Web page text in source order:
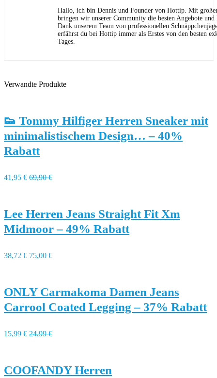
Hallo, ich bin Dennis und Founder von Hottip. Mit
bringen wir unserer Community die besten Angebote und
Dank unserem Team von professionellen
erfährst du bei Hottip immer als Erstes von den besten
Tages.
Verwandte Produkte
👟 Tommy Hilfiger Herren Sneaker mit
minimalistischem Design… – 40%
Rabatt
41,95 € 69,90 €
Lee Herren Jeans Straight Fit Xm
Midmoor – 49% Rabatt
38,72 € 75,00 €
ONLY Carmakoma Damen Jeans
Carrool Coated Legging – 37% Rabatt
15,99 € 24,99 €
COOFANDY Herren